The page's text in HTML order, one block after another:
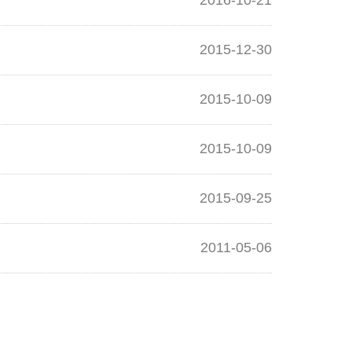
2015-12-30
2015-10-09
2015-10-09
2015-09-25
2011-05-06